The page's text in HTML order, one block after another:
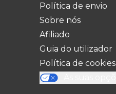
Política de envio
Sobre nós
Afiliado
Guia do utilizador
Política de cookies